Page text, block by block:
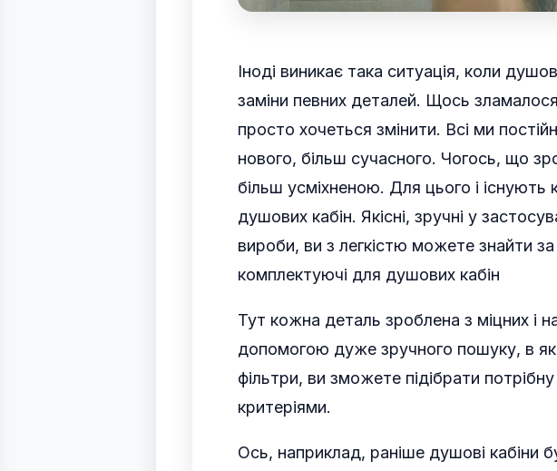
Іноді виникає така ситуація, коли
заміни певних деталей. Щось
просто хочеться змінити. Всі ми
нового, більш сучасного. Чогось, що
більш усміхненою. Для цього і існують
душових кабін. Якісні, зручні у
вироби, ви з легкістю можете знайти
комплектуючі для душових кабін
Тут кожна деталь зроблена з міцних і
допомогою дуже зручного пошуку, в
фільтри, ви зможете підібрати
критеріями.
Ось, наприклад, раніше душові кабіни